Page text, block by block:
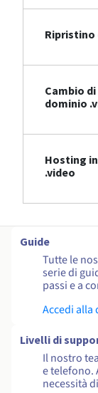
Ripristino
Cambio
dominio
Hosting
.video
Guide
Tutte le
serie di
passi e a
Accedi
Livelli di
Il nostro
e telefono.
necessità